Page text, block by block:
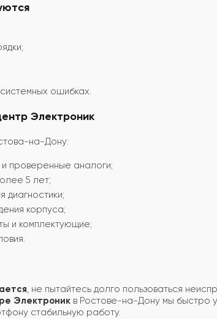
ошибках.
Электроник
на-Дону:
проверенные аналоги;
5 лет;
корпуса;
и комплектующие;
, не пытайтесь долго пользоваться
Электроник в Ростове-на-Дону мы быстро
стабильную работу.